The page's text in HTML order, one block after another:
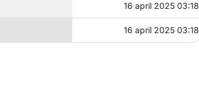
16 april 2025 03:18
16 april 2025 03:18